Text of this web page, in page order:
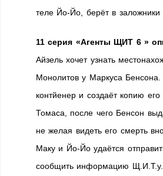
теле Йо-Йо, берёт в заложники
11 серия «Агенты ЩИТ 6 »
Айзель хочет узнать
Монолитов у Маркуса Бенсона.
контйенер и создаёт копию
Томаса, после чего Бенсон
не желая видеть его смерть
Маку и Йо-Йо удаётся
сообщить информацию